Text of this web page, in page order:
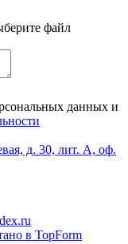
файл
данных и
д. 30, лит. А, оф.
в TopForm